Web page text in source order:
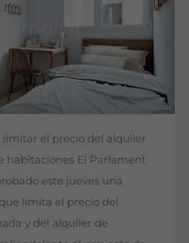
el precio del alquiler
habitaciones El Parlament
este jueves una
limita el precio del
y del alquiler de